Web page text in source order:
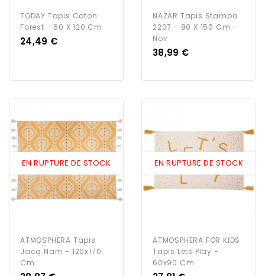
TODAY Tapis Coton
Forest - 60 X 120 Cm
Prix
24,49 €
NAZAR Tapis Stampa
2207 - 80 X 150 Cm -
Noir
Prix
38,99 €
EN RUPTURE DE STOCK
ATMOSPHERA Tapis
Jacq Nam - 120x170
Cm
EN RUPTURE DE STOCK
ATMOSPHERA FOR KIDS
Tapis Lets Play -
60x90 Cm